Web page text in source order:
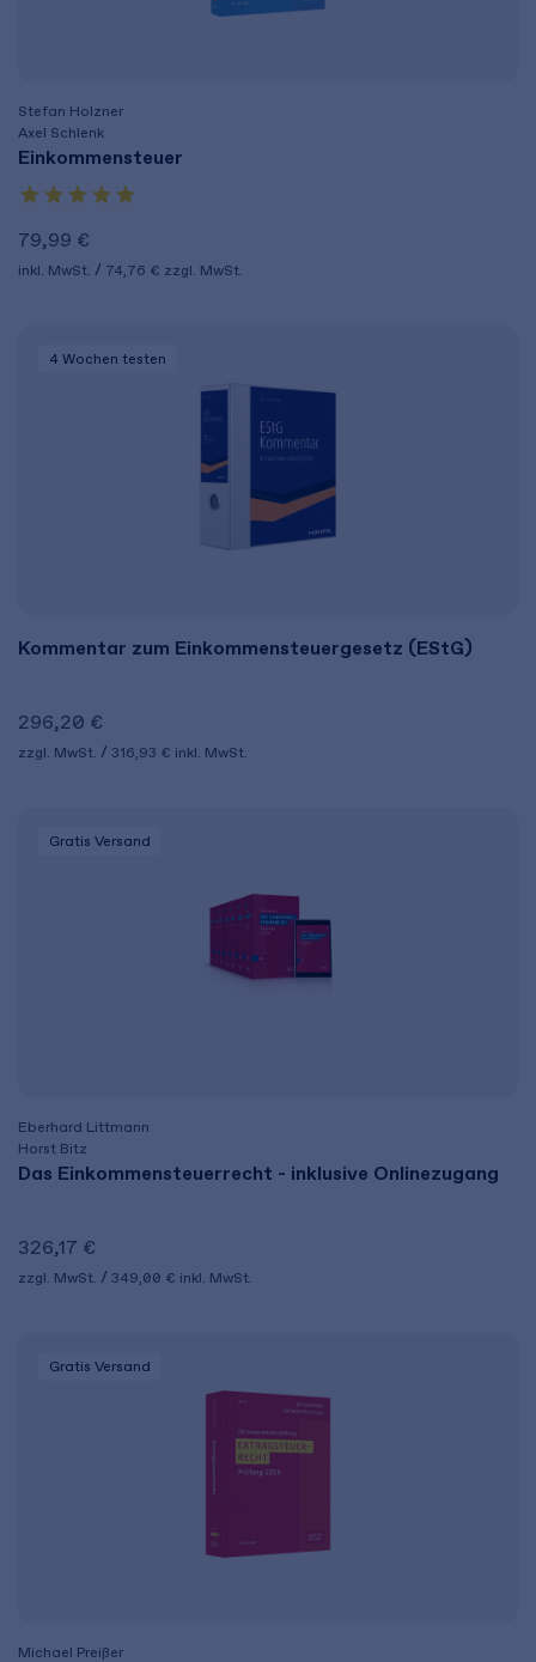
Stefan Holzner
Axel Schlenk
Einkommensteuer
79,99 €
inkl. MwSt. 74,76 € zzgl. MwSt.
4 Wochen testen
Kommentar zum Einkommensteuergesetz (EStG)
296,20 €
zzgl. MwSt. 316,93 € inkl. MwSt.
Gratis Versand
Eberhard Littmann
Horst Bitz
Das Einkommensteuerrecht - inklusive Onlinezugang
326,17 €
zzgl. MwSt. 349,00 € inkl. MwSt.
Gratis Versand
Michael Preißer